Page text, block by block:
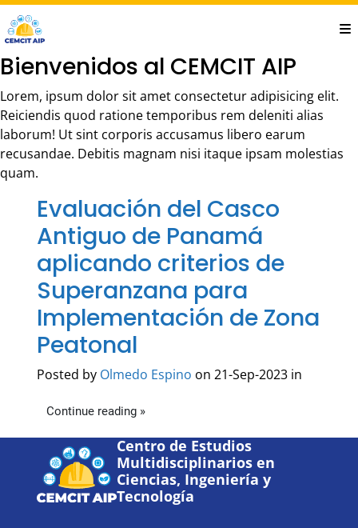
Saltar
al
contenido
principal
Bienvenidos al CEMCIT AIP
Lorem, ipsum dolor sit amet consectetur adipisicing elit.
Reiciendis quod ratione temporibus rem deleniti alias
laborum! Ut sint corporis accusamus libero earum
recusandae. Debitis magnam nisi itaque ipsam molestias
quam.
Evaluación del Casco
Antiguo de Panamá
aplicando criterios de
Superanzana para
Implementación de Zona
Peatonal
Posted by Olmedo Espino on 21-Sep-2023 in
Continue reading »
Centro de Estudios
Multidisciplinarios en
Ciencias, Ingeniería y
Tecnología